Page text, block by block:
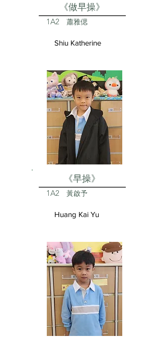
《做早操》
1A2 蕭雅偲
Shiu Katherine
《早操》
1A2 黃啟予
Huang Kai Yu